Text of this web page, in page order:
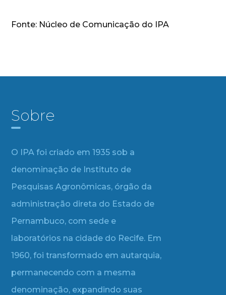
Fonte: Núcleo de Comunicação do IPA
Sobre
O IPA foi criado em 1935 sob a
denominação de Instituto de
Pesquisas Agronômicas, órgão da
administração direta do Estado de
Pernambuco, com sede e
laboratórios na cidade do Recife. Em
1960, foi transformado em autarquia,
permanecendo com a mesma
denominação, expandindo suas